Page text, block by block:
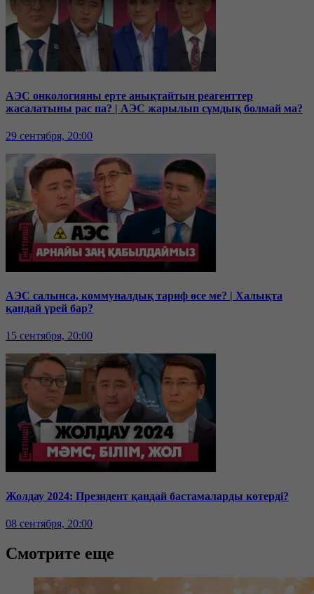
АЭС онкологияны ерте анықтайтын реагенттер
жасалатыны рас па? | АЭС жарылып сұмдық болмай ма?
29 сентября, 20:00
АЭС салынса, коммуналдық тариф өсе ме? | Халықта
қандай үрей бар?
15 сентября, 20:00
Жолдау 2024: Президент қандай бастамаларды көтерді?
08 сентября, 20:00
Смотрите еще